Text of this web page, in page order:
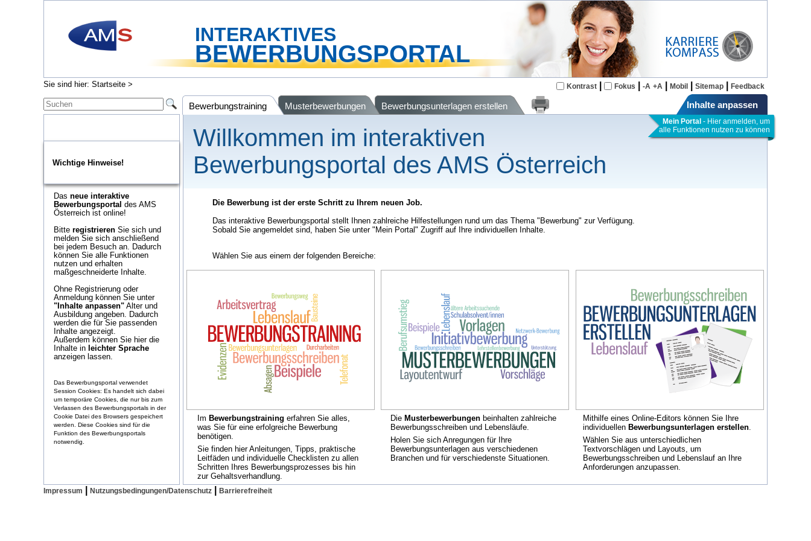
INTERAKTIVES
BEWERBUNGSPORTAL
Sie sind hier: Startseite > Kontrast Fokus -A +A Mobil Sitemap Feedback
Bewerbungstraining Musterbewerbungen Bewerbungsunterlagen erstellen Inhalte anpassen
Mein Portal - Hier anmelden, um
alle Funktionen nutzen zu können
Wichtige Hinweise!
Das neue interaktive
Bewerbungsportal des AMS
Österreich ist online!
Bitte registrieren Sie sich und
melden Sie sich anschließend
bei jedem Besuch an. Dadurch
können Sie alle Funktionen
nutzen und erhalten
maßgeschneiderte Inhalte.
Ohne Registrierung oder
Anmeldung können Sie unter
"Inhalte anpassen" Alter und
Ausbildung angeben. Dadurch
werden die für Sie passenden
Inhalte angezeigt.
Außerdem können Sie hier die
Inhalte in leichter Sprache
anzeigen lassen.
Das Bewerbungsportal verwendet
Session Cookies: Es handelt sich dabei
um temporäre Cookies, die nur bis zum
Verlassen des Bewerbungsportals in der
Cookie Datei des Browsers gespeichert
werden. Diese Cookies sind für die
Funktion des Bewerbungsportals
notwendig.
Willkommen im interaktiven
Bewerbungsportal des AMS Österreich
Die Bewerbung ist der erste Schritt zu Ihrem neuen Job.
Das interaktive Bewerbungsportal stellt Ihnen zahlreiche Hilfestellungen rund um das Thema "Bewerbung" zur Verfügung.
Sobald Sie angemeldet sind, haben Sie unter "Mein Portal" Zugriff auf Ihre individuellen Inhalte.
Wählen Sie aus einem der folgenden Bereiche:
Im Bewerbungstraining erfahren Sie alles,
was Sie für eine erfolgreiche Bewerbung
benötigen.
Sie finden hier Anleitungen, Tipps, praktische
Leitfäden und individuelle Checklisten zu allen
Schritten Ihres Bewerbungsprozesses bis hin
zur Gehaltsverhandlung.
Die Musterbewerbungen beinhalten zahlreiche
Bewerbungsschreiben und Lebensläufe.
Holen Sie sich Anregungen für Ihre
Bewerbungsunterlagen aus verschiedenen
Branchen und für verschiedenste Situationen.
Mithilfe eines Online-Editors können Sie Ihre
individuellen Bewerbungsunterlagen erstellen.
Wählen Sie aus unterschiedlichen
Textvorschlägen und Layouts, um
Bewerbungsschreiben und Lebenslauf an Ihre
Anforderungen anzupassen.
Impressum Nutzungsbedingungen/Datenschutz Barrierefreiheit